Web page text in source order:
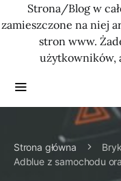
Strona/Blog w
zamieszczone na niej
stron www.
użytkowników,
Strona główna
Adblue z samochodu